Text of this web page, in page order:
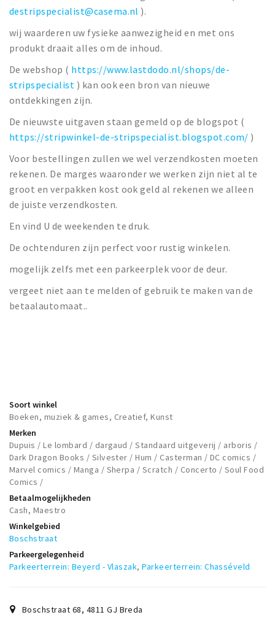
destripspecialist@casema.nl ).
wij waarderen uw fysieke aanwezigheid en met ons
produkt draait alles om de inhoud.
De webshop ( https://www.lastdodo.nl/shops/de-
stripspecialist ) kan ook een bron van nieuwe
ontdekkingen zijn.
De nieuwste uitgaven staan gemeld op de blogspot (
https://stripwinkel-de-stripspecialist.blogspot.com/ )
Voor bestellingen zullen we wel verzendkosten moeten
rekenen. De marges waaronder we werken zijn niet al te
groot en verpakken kost ook geld al rekenen we alleen
de juiste verzendkosten.
En vind U de weekenden te druk.
De ochtenduren zijn perfect voor rustig winkelen.
mogelijk zelfs met een parkeerplek voor de deur.
vergeet niet aan te melden of gebruik te maken van de
betaalautomaat..
Soort winkel
Boeken, muziek & games, Creatief, Kunst
Merken
Dupuis / Le lombard / dargaud / Standaard uitgeverij / arboris /
Dark Dragon Books / Silvester / Hum / Casterman / DC comics /
Marvel comics / Manga / Sherpa / Scratch / Concerto / Soul Food
Comics /
Betaalmogelijkheden
Cash, Maestro
Winkelgebied
Boschstraat
Parkeergelegenheid
Parkeerterrein: Beyerd - Vlaszak,Parkeerterrein: Chasséveld
Boschstraat 68, 4811 GJ Breda